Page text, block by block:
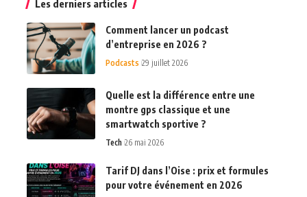
Les derniers articles
Comment lancer un podcast
d’entreprise en 2026 ?
Podcasts 29 juillet 2026
Quelle est la différence entre une
montre gps classique et une
smartwatch sportive ?
Tech 26 mai 2026
Tarif DJ dans l’Oise : prix et formules
pour votre événement en 2026